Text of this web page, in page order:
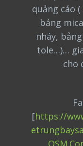
quảng cáo
bảng
nháy,
tole…)…
cho
[https://